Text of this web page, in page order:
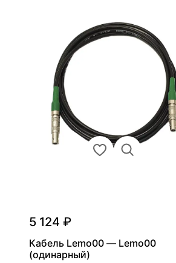
5 124 ₽
Кабель Lemo00 — Lemo00
(одинарный)